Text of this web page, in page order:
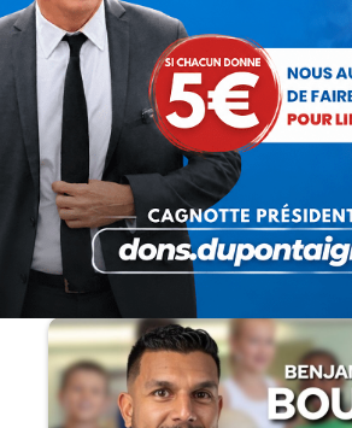
Lorsque tout flambe et que
s’affaisse.